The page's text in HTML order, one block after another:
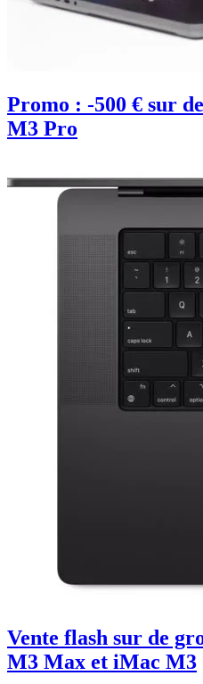
Promo : -500 € sur
M3 Pro
Vente flash sur de
M3 Max et iMac M3